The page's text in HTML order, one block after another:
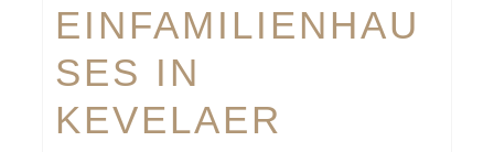
EINFAMILIENHAU
SES IN
KEVELAER